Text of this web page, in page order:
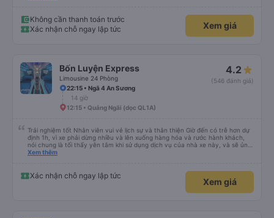
an sương, xe dừng đúng 3 lần (cả ăn tối) cho khách đi vệ sinh. cái hay ở đây
là khi gần tới chỗ ăn tối sẽ có loa thông báo, loa báo là dừng 30p nhưng thực
tế chỉ dừng khoảng 25p, chắc do khách đã lên đông đủ. tóm lại thì lần đầu đi
Không cần thanh toán trước
Xác nhận chỗ ngay lập tức
Xem giá
Bốn Luyện Express
Limousine 24 Phòng
4.2
(546 đánh giá)
22:15 • Ngã 4 An Sương
14 giờ
12:15 • Quảng Ngãi (dọc QL1A)
Trải nghiệm tốt Nhân viên vui vẻ lịch sự và thân thiện Giờ đến có trễ hơn dự
định 1h, vì xe phải dừng nhiều và lên xuống hàng hóa và rước hành khách,
nói chung là tối thấy yên tâm khi sử dụng dịch vụ của nhà xe này, và sẽ ủng
hộ và giới thiệu cho người thân sử dụng dịch vụ của nhà xe này
Xem thêm
Xác nhận chỗ ngay lập tức
Xem giá